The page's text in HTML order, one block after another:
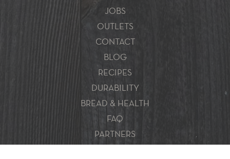
JOBS
OUTLETS
CONTACT
BLOG
RECIPES
DURABILITY
BREAD & HEALTH
FAQ
PARTNERS